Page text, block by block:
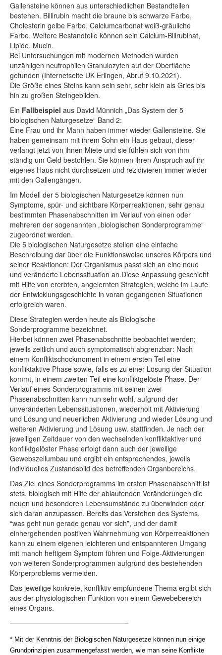
Gallensteine können aus unterschiedlichen Bestandteilen
bestehen. Billirubin macht die braune bis schwarze Farbe,
Cholesterin gelbe Farbe, Calciumcarbonat weiß-gräuliche
Farbe. Weitere Bestandteile können sein Calcium-Bilirubinat,
Lipide, Mucin.
Bei Untersuchungen mit modernen Methoden wurden
unzähligen neutrophilen Granulozyten auf der Oberfläche
gefunden (Internetseite UK Erlingen, Abruf 9.10.2021).
Die Größe eines Steins kann sein sehr, sehr klein als Gries bis
hin zu großen Steingebilden.
Ein Fallbeispiel aus David Münnich „Das System der 5
biologischen Naturgesetze“ Band 2:
Eine Frau und ihr Mann haben immer wieder Gallensteine. Sie
haben gemeinsam mit ihrem Sohn ein Haus gebaut, dieser
verlangt jetzt von ihnen Miete und sie fühlen sich von ihm
ständig um Geld bestohlen. Sie können ihren Anspruch auf ihr
eigenes Haus nicht durchsetzen und rezidivieren immer wieder
mit den Gallengängen.
Im Modell der 5 biologischen Naturgesetze können nun
Symptome, spür- und sichtbare Körperreaktionen, sehr genau
bestimmten Phasenabschnitten im Verlauf von einen oder
mehreren der sogenannten „biologischen Sonderprogramme“
zugeordnet werden.
Die 5 biologischen Naturgesetze stellen eine einfache
Beschreibung dar über die Funktionsweise unseres Körpers und
seiner Reaktionen: Der Organismus passt sich an eine neue
und veränderte Lebenssituation an.Diese Anpassung geschieht
mit Hilfe von ererbten, angelernten Strategien, welche im Laufe
der Entwicklungsgeschichte in voran gegangenen Situationen
erfolgreich waren.
Diese Strategien werden heute als Biologische
Sonderprogramme bezeichnet.
Hierbei können zwei Phasenabschnitte beobachtet werden;
jeweils zeitlich und auch symptomatisch abgrenzbar: Nach
einem Konfliktschockmoment in einem ersten Teil eine
konfliktaktive Phase sowie, falls es zu einer Lösung der Situation
kommt, in einem zweiten Teil eine konfliktgelöste Phase. Der
Verlauf eines Sonderprogramms mit seinen zwei
Phasenabschnitten kann nun sehr wohl, aufgrund der
unveränderten Lebenssituationen, wiederholt mit Aktivierung
und Lösung und neuerlichen Aktivierung und wieder Lösung und
weiteren Aktivierung und Lösung usw. stattfinden. Je nach der
jeweiligen Zeitdauer von den wechselnden konfliktaktiver und
konfliktgelöster Phase erfolgt dann auch der jeweilige
Gewebszellumbau und ergibt ein entsprechendes, jeweils
individuelles Zustandsbild des betreffenden Organbereichs.
Das Ziel eines Sonderprogramms im ersten Phasenabschnitt ist
stets, biologisch mit Hilfe der ablaufenden Veränderungen die
neuen und besonderen Lebensumstände zu überwinden oder
sich daran anzupassen. Bereits das Verstehen des Systems,
“was geht nun gerade genau vor sich”, und der damit
einhergehenden positiven Wahrnehmung von Körperreaktionen
kann zu einem eigenen leichteren und entspannteren Umgang
mit manch heftigem Symptom führen und Folge-Aktivierungen
von weiteren Sonderprogrammen aufgrund des bestehenden
Körperproblems vermeiden.
Das jeweilige konkrete, konfliktiv empfundene Thema ergibt sich
aus der physiologischen Funktion von einem Gewebebereich
eines Organs.
——————————————————-
* Mit der Kenntnis der Biologischen Naturgesetze können nun einige
Grundprinzipien zusammengefasst werden, wie man seine Konﬂikte